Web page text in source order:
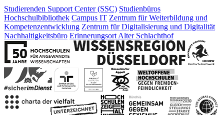
Studierenden Support Center (SSC) Studienbüros
Hochschulbibliothek Campus IT Zentrum für Weiterbildung und
Kompetenzentwicklung Zentrum für Digitalisierung und Digitalität
Nachhaltigkeitsbüro Erinnerungsort Alter Schlachthof